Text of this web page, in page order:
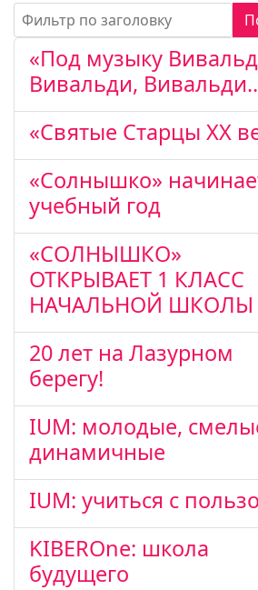
Фильтр по заголовку
«Под музыку
Вивальди,
«Святые Старцы ХХ
«Солнышко»
учебный год
«СОЛНЫШКО»
ОТКРЫВАЕТ 1 КЛАСС
НАЧАЛЬНОЙ ШКОЛЫ
20 лет на Лазурном
берегу!
IUM: молодые,
динамичные
IUM: учиться с
KIBEROne: школа
будущего